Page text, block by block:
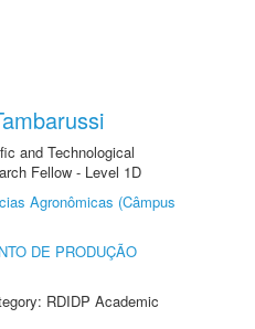
and Technological
Fellow - Level 1D
Agronômicas (Câmpus
DE PRODUÇÃO
RDIDP Academic